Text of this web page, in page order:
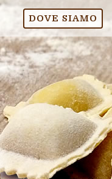
DOVE SIAMO